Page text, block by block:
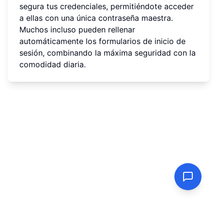
segura tus credenciales, permitiéndote acceder
a ellas con una única contraseña maestra.
Muchos incluso pueden rellenar
automáticamente los formularios de inicio de
sesión, combinando la máxima seguridad con la
comodidad diaria.